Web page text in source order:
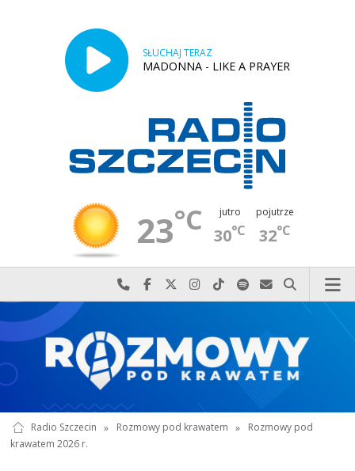
SŁUCHAJ TERAZ
MADONNA - LIKE A PRAYER
23°C jutro
30°C
pojutrze
32°C
Najlepiej po prostu do nas zadzwoń
Odwiedź nas na Facebook-u
Odwiedź nas na X
Odwiedź nas na Instagram-ie
Odwiedź nas na TikTok-u
Szukaj nas na Spotify
Wyślij do nas
Szukaj
Radio Szczecin » Rozmowy pod krawatem »
Rozmowy pod
krawatem 2026 r.